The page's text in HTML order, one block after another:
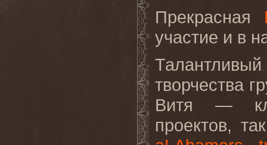
Прекрасная
участие и в
творчества
Витя —
проектов,